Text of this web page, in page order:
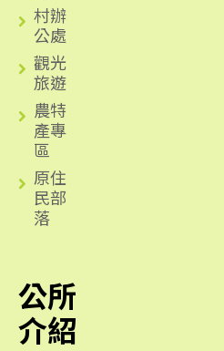
村辦
公處
觀光
旅遊
農特
產專
區
原住
民部
落
公所
介紹